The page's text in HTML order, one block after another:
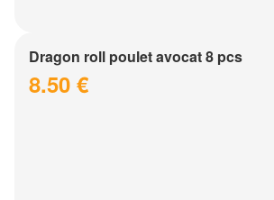
Dragon roll poulet avocat 8 pcs
8.50 €